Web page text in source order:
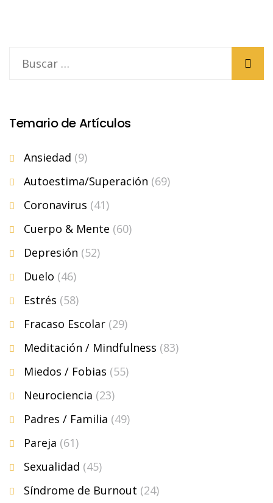
Temario de Artículos
Ansiedad (9)
Autoestima/Superación (69)
Coronavirus (41)
Cuerpo & Mente (60)
Depresión (52)
Duelo (46)
Estrés (58)
Fracaso Escolar (29)
Meditación / Mindfulness (83)
Miedos / Fobias (55)
Neurociencia (23)
Padres / Familia (49)
Pareja (61)
Sexualidad (45)
Síndrome de Burnout (24)